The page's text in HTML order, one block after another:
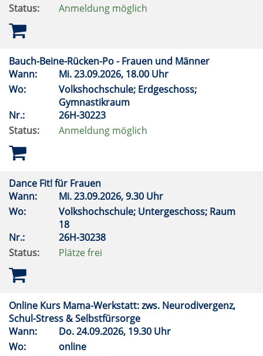
Status:
Anmeldung möglich
Bauch-Beine-Rücken-Po - Frauen und Männer
Wann:
Mi.23.09.2026, 18.00 Uhr
Wo:
Volkshochschule; Erdgeschoss;
Gymnastikraum
Nr.:
26H-30223
Status:
Anmeldung möglich
Dance Fit! für Frauen
Wann:
Mi.23.09.2026, 9.30 Uhr
Wo:
Volkshochschule; Untergeschoss; Raum
18
Nr.:
26H-30238
Status:
Plätze frei
Online Kurs Mama-Werkstatt: zws. Neurodivergenz,
Schul-Stress & Selbstfürsorge
Wann:
Do.24.09.2026, 19.30 Uhr
Wo:
online